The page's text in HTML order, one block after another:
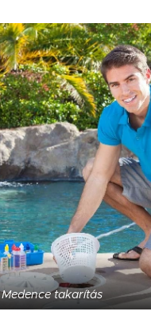
Medence takarítás